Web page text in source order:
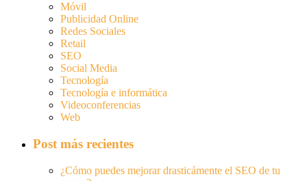
Móvil
Publicidad Online
Redes Sociales
Retail
SEO
Social Media
Tecnología
Tecnología e informática
Videoconferencias
Web
Post más recientes
¿Cómo puedes mejorar drasticámente el SEO de tu